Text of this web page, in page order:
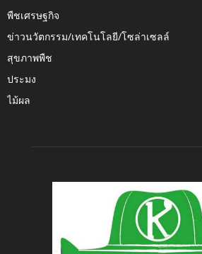
พืชเศรษฐกิจ
ข่าวนวัตกรรม/เทคโนโลยี/โซล่าเซลล์
สุขภาพพืช
ประมง
ไม้ผล